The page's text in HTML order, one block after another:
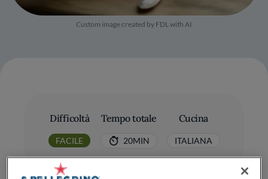
Custom image created by FDL with AI
Difficoltà
FACILE
Tempo totale
20MIN
Cucina
ITALIANA